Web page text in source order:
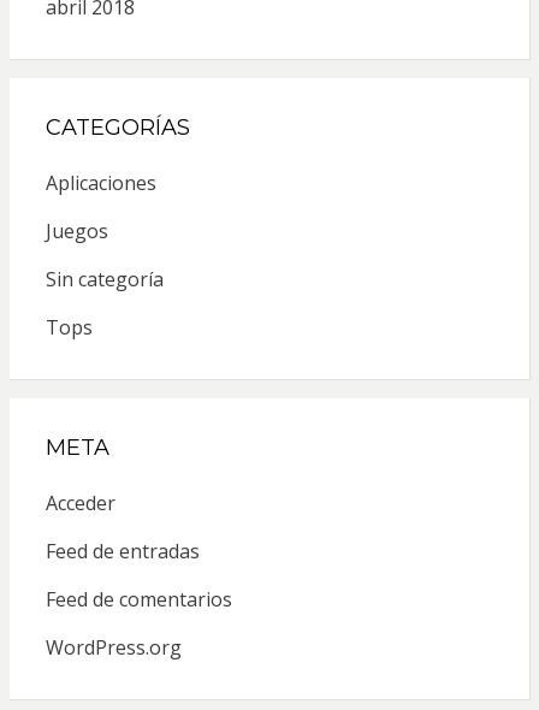
abril 2018
CATEGORÍAS
Aplicaciones
Juegos
Sin categoría
Tops
META
Acceder
Feed de entradas
Feed de comentarios
WordPress.org